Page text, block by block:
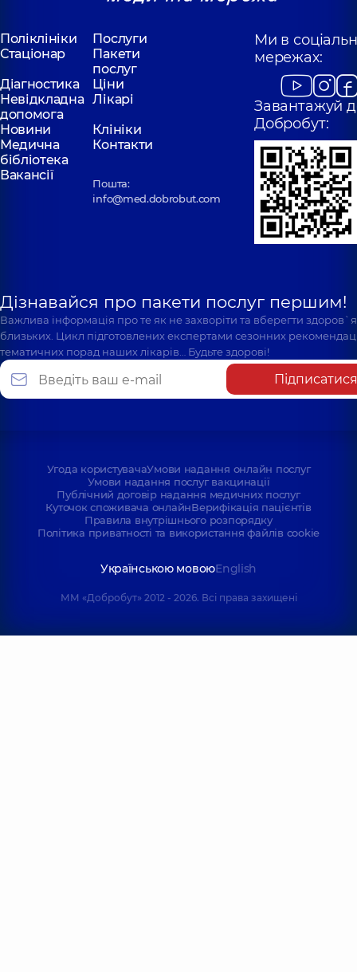
Поліклініки
Послуги
Стаціонар
Пакети
послуг
Діагностика
Ціни
Невідкладна
допомога
Лікарі
Новини
Клініки
Медична
бібліотека
Контакти
Вакансії
Пошта:
info@med.dobrobut.com
Ми в
мережах:
Завантажуй
Добробут:
Дізнавайся про пакети послуг першим!
Важлива інформація про те як не захворіти та вберегти
близьких. Цикл підготовлених експертами сезонних
тематичних порад наших лікарів… Будьте здорові!
Підписатися
Угода користувачаУмови надання онлайн послуг
Умови надання послуг вакцинації
Публічний договір надання медичних послуг
Куточок споживача онлайнВерифікація пацієнтів
Правила внутрішнього розпорядку
Політика приватності та використання файлів cookie
Українською мовоюEnglish
ММ «Добробут» 2012 - 2026. Всі права захищені